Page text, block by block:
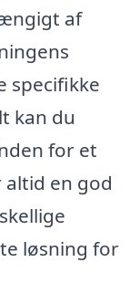
af
specifikke
kan du
for et
en god
løsning for